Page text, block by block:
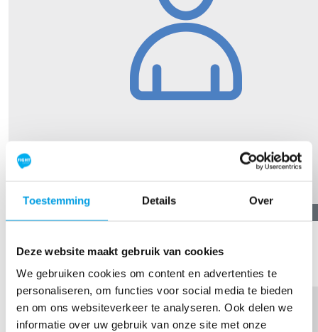
Toestemming Details Over
Deze website maakt gebruik van cookies
We gebruiken cookies om content en advertenties te
personaliseren, om functies voor social media te bieden
en om ons websiteverkeer te analyseren. Ook delen we
informatie over uw gebruik van onze site met onze
Lekker bezig Renee!